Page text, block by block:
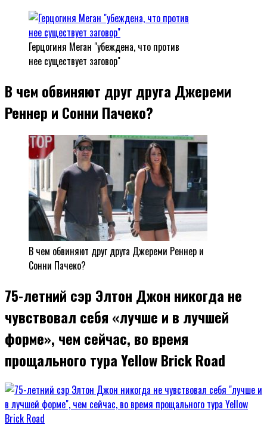
Герцогиня Меган "убеждена, что против
нее существует заговор"
В чем обвиняют друг друга Джереми
Реннер и Сонни Пачеко?
В чем обвиняют друг друга Джереми Реннер и
Сонни Пачеко?
75-летний сэр Элтон Джон никогда не
чувствовал себя «лучше и в лучшей
форме», чем сейчас, во время
прощального тура Yellow Brick Road